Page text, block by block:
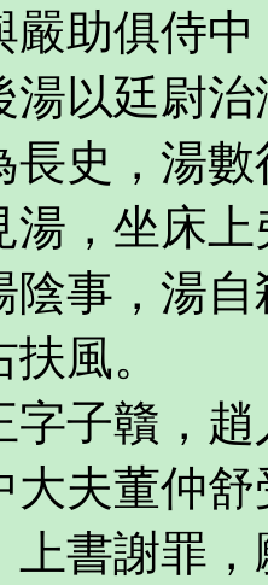
嚴助俱侍
湯以廷尉
長史，湯
湯，坐床
陰事，湯
風。
贛，趙
大夫董仲
上書謝罪